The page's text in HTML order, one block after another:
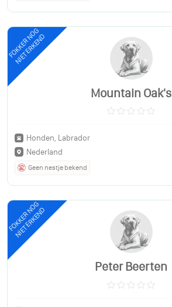
FOKKER NOG
NIET ERKEND
Mountain Oak's
Honden, Labrador
Nederland
Geen nestje bekend
FOKKER NOG
NIET ERKEND
Peter Beerten